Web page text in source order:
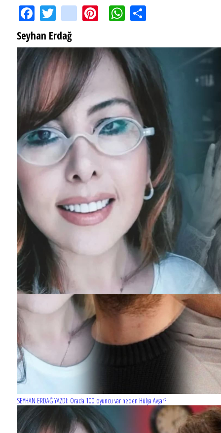
FacebookTwitterinstagramPinterestWhatsApp
Seyhan Erdağ
SEYHAN ERDAĞ YAZDI: Peki Mehmet Ali Erbil bu evliliği neden yaptı?
SEYHAN ERDAĞ YAZDI: Orada 100 oyuncu var neden Hülya Avşar?